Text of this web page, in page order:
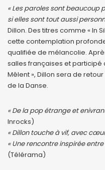
« Les paroles sont beaucoup
si elles sont tout aussi
Dillon. Des titres comme « In
cette contemplation
qualifiée de mélancolie.
salles françaises et participé
Mêlent », Dillon sera de
de la Danse.
« De la pop étrange et
Inrocks)
« Dillon touche à vif, avec
« Une rencontre inspirée
(Télérama)